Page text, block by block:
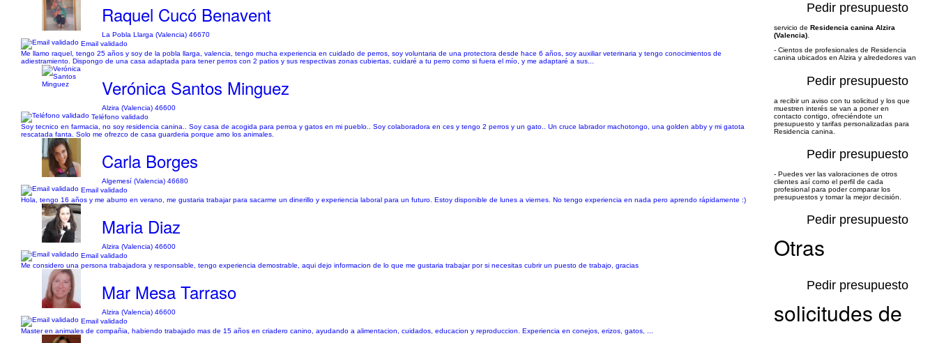
Raquel Cucó Benavent
La Pobla Llarga (Valencia) 46670
Email validado
Me llamo raquel, tengo 25 años y soy de la pobla llarga, valencia, tengo mucha experiencia en cuidado de perros, soy voluntaria de una protectora desde hace 6 años, soy auxiliar veterinaria y tengo conocimientos de
adiestramiento. Dispongo de una casa adaptada para tener perros con 2 patios y sus respectivas zonas cubiertas, cuidaré a tu perro como si fuera el mío, y me adaptaré a sus...
Pedir presupuesto
Verónica Santos Minguez
Alzira (Valencia) 46600
Teléfono validado
Soy tecnico en farmacia, no soy residencia canina.. Soy casa de acogida para perroa y gatos en mi pueblo.. Soy colaboradora en ces y tengo 2 perros y un gato.. Un cruce labrador machotongo, una golden abby y mi gatota
rescatada fanta. Solo me ofrezco de casa guarderia porque amo los animales.
Pedir presupuesto
Carla Borges
Algemesí (Valencia) 46680
Email validado
Hola, tengo 16 años y me aburro en verano, me gustaria trabajar para sacarme un dinerillo y experiencia laboral para un futuro. Estoy disponible de lunes a viernes. No tengo experiencia en nada pero aprendo rápidamente :)
Pedir presupuesto
Maria Diaz
Alzira (Valencia) 46600
Email validado
Me considero una persona trabajadora y responsable, tengo experiencia demostrable, aqui dejo informacion de lo que me gustaria trabajar por si necesitas cubrir un puesto de trabajo, gracias
Pedir presupuesto
Mar Mesa Tarraso
Alzira (Valencia) 46600
Email validado
Master en animales de compañia, habiendo trabajado mas de 15 años en criadero canino, ayudando a alimentacion, cuidados, educacion y reproduccion. Experiencia en conejos, erizos, gatos, ...
Pedir presupuesto
servicio de Residencia canina Alzira
(Valencia)
- Cientos de profesionales de Residencia
canina ubicados en Alzira y alrededores van
a recibir un aviso con tu solicitud y los que
muestren interés se van a poner en
contacto contigo, ofreciéndote un
presupuesto y tarifas personalizadas para
Residencia canina.
- Puedes ver las valoraciones de otros
clientes así como el perfil de cada
profesional para poder comparar los
presupuestos y tomar la mejor decisión.
Otras
solicitudes de